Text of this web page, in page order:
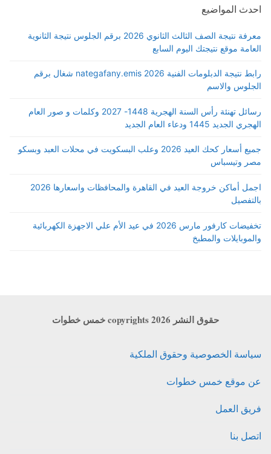
احدث المواضيع
معرفة نتيجة الصف الثالث الثانوي 2026 برقم الجلوس نتيجة الثانوية
العامة موقع نتيجتك اليوم السابع
رابط نتيجة الدبلومات الفنية 2026 nategafany.emis شغال برقم
الجلوس والاسم
رسائل تهنئة رأس السنة الهجرية 1448- 2027 وكلمات و صور العام
الهجري الجديد 1445 ودعاء العام الجديد
جميع أسعار كحك العيد 2026 وعلب البسكويت في محلات العبد وبسكو
مصر وتيسباس
اجمل أماكن خروجة العيد في القاهرة والمحافظات واسعارها 2026
بالتفصيل
تخفيضات كارفور مارس 2026 في عيد الأم علي الاجهزة الكهربائية
والموبايلات والمطبخ
حقوق النشر copyrights 2026 خمس خطوات
سياسة الخصوصية وحقوق الملكية
عن موقع خمس خطوات
فريق العمل
اتصل بنا